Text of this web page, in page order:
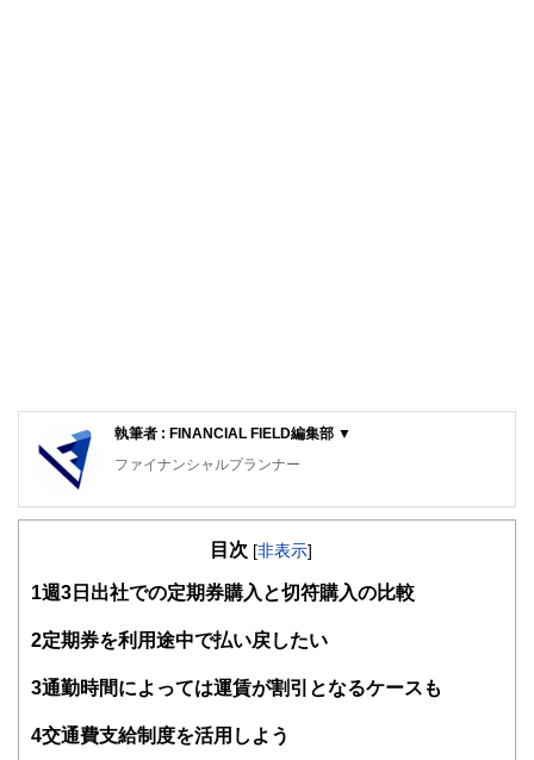
執筆者 : FINANCIAL FIELD編集部 ▼
ファイナンシャルプランナー
FinancialField編集部は、金融、経済に関する記事を、日々
知識がない方でも理解できるようわかりやすく発信していま
得者を中心に「お金や暮らし」に関する書籍・雑誌の編集経
験者で構成され、企画立案から記事掲載まですべての工程に
護士、税理士、宅地建物取引士、相続診断士、住宅ローンア
目次 [非表示]
1 週3日出社での定期券購入と切符購入の比較
2定期券を利用途中で払い戻したい
3通勤時間によっては運賃が割引となるケースも
4交通費支給制度を活用しよう